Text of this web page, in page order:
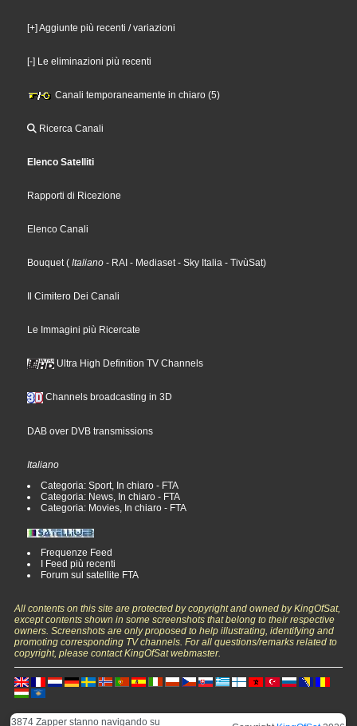
[+] Aggiunte più recenti / variazioni
[-] Le eliminazioni più recenti
Canali temporaneamente in chiaro (5)
Ricerca Canali
Elenco Satelliti
Rapporti di Ricezione
Elenco Canali
Bouquet( Italiano - RAI - Mediaset- Sky Italia - TivùSat)
Il Cimitero Dei Canali
Le Immagini più Ricercate
Ultra High Definition TV Channels
Channels broadcasting in 3D
DAB over DVB transmissions
Italiano
Categoria: Sport, In chiaro - FTA
Categoria: News, In chiaro - FTA
Categoria: Movies, In chiaro - FTA
Frequenze Feed
I Feed più recenti
Forum sul satellite FTA
All contents on this site are protected by copyright and owned by KingOfSat,
except contents shown in some screenshots that belong to their respective
owners. Screenshots are only proposed to help illustrating, identifying and
promoting corresponding TV channels. For all questions/remarks related to
copyright, please contact KingOfSat webmaster.
3874 Zapper stanno navigando su